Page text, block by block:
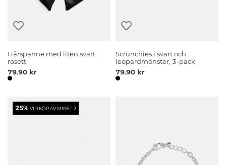
Hårspänne med liten svart
rosett
79.90 kr
Scrunchies i svart och
leopardmönster, 3-pack
79.90 kr
25%VID KÖP AV MINST 2